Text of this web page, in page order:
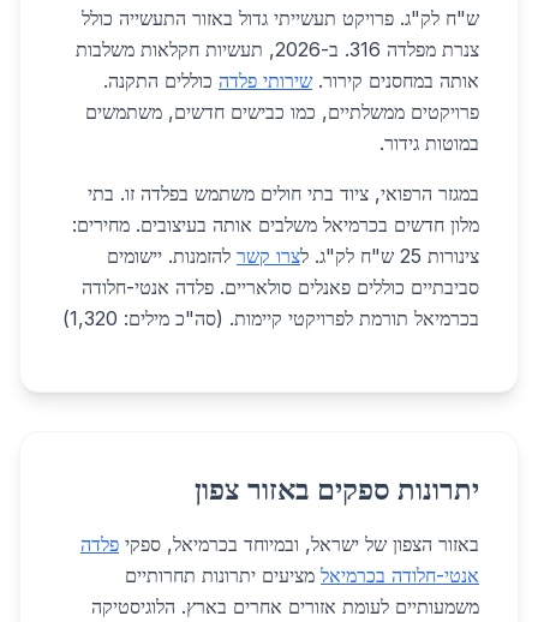
ש"ח לק"ג. פרויקט תעשייתי גדול באזור התעשייה כולל
צנרת מפלדה 316. ב-2026, תעשיות חקלאות משלבות
אותה במחסנים קירור. שירותי פלדה כוללים התקנה.
פרויקטים ממשלתיים, כמו כבישים חדשים, משתמשים
במוטות גידור.
במגזר הרפואי, ציוד בתי חולים משתמש בפלדה זו. בתי
מלון חדשים בכרמיאל משלבים אותה בעיצובים. מחירים:
צינורות 25 ש"ח לק"ג. ל
צרו קשר להזמנות. יישומים
סביבתיים כוללים פאנלים סולאריים. פלדה אנטי-חלודה
בכרמיאל תורמת לפרויקטי קיימות. (סה"כ מילים: 1,320)
יתרונות ספקים באזור צפון
באזור הצפון של ישראל, ובמיוחד בכרמיאל, ספקי פלדה
אנטי-חלודה בכרמיאל מציעים יתרונות תחרותיים
משמעותיים לעומת אזורים אחרים בארץ. הלוגיסטיקה